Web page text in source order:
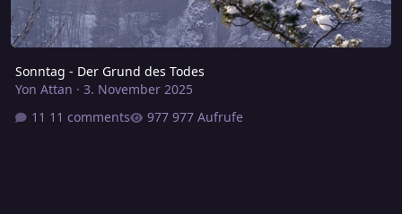
Sonntag - Der Grund des Todes
Yon Attan · 3. November 2025
11 comments
977 Aufrufe